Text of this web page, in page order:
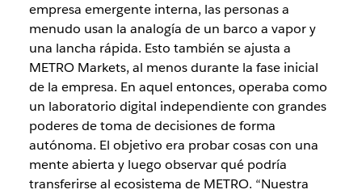
empresa emergente interna, las personas a
menudo usan la analogía de un barco a vapor y
una lancha rápida. Esto también se ajusta a
METRO Markets, al menos durante la fase inicial
de la empresa. En aquel entonces, operaba como
un laboratorio digital independiente con grandes
poderes de toma de decisiones de forma
autónoma. El objetivo era probar cosas con una
mente abierta y luego observar qué podría
transferirse al ecosistema de METRO. “Nuestra